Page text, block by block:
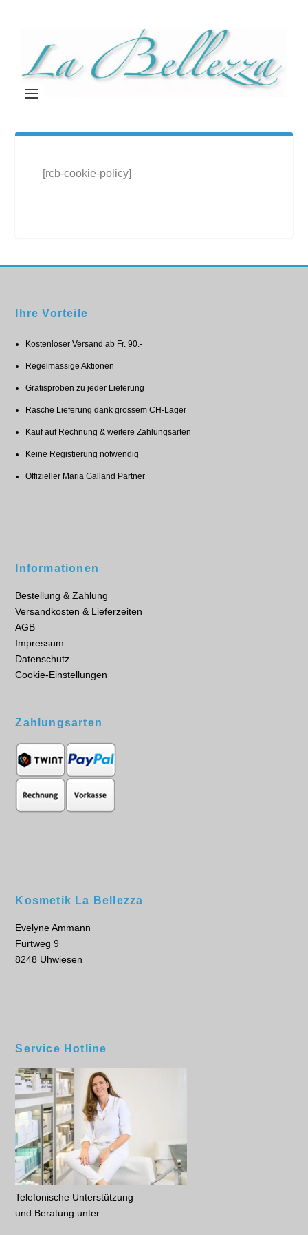
[rcb-cookie-policy]
Ihre Vorteile
Kostenloser Versand ab Fr. 90.-
Regelmässige Aktionen
Gratisproben zu jeder Lieferung
Rasche Lieferung dank grossem CH-Lager
Kauf auf Rechnung & weitere Zahlungsarten
Keine Registierung notwendig
Offizieller Maria Galland Partner
Informationen
Bestellung & Zahlung
Versandkosten & Lieferzeiten
AGB
Impressum
Datenschutz
Cookie-Einstellungen
Zahlungsarten
Kosmetik La Bellezza
Evelyne Ammann
Furtweg 9
8248 Uhwiesen
Service Hotline
Telefonische Unterstützung
und Beratung unter: